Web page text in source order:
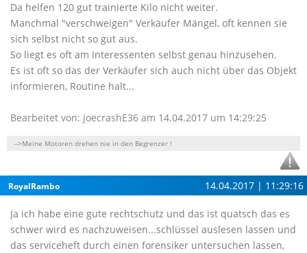
Da helfen 120 gut trainierte Kilo nicht weiter.
Manchmal "verschweigen" Verkäufer Mängel, oft kennen sie
sich selbst nicht so gut aus.
So liegt es oft am Interessenten selbst genau hinzusehen.
Es ist oft so das der Verkäufer sich auch nicht über das Objekt
informieren, Routine halt...
Bearbeitet von: joecrashE36 am 14.04.2017 um 14:29:25
-->Meine Motoren drehen nie in den Begrenzer !
RoyalRambo 14.04.2017 | 11:29:16
Ja ich habe eine gute rechtschutz und das ist quatsch das es
schwer wird es nachzuweisen...schlüssel auslesen lassen und
das serviceheft durch einen forensiker untersuchen lassen,